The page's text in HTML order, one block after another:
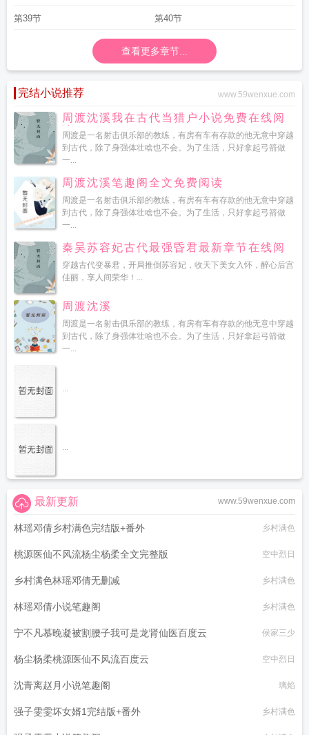
第39节 第40节
查看更多章节...
完结小说推荐 www.59wenxue.com
周渡沈溪我在古代当猎户小说免费在线阅
读
周渡是一名射击俱乐部的教练，有房有车有存款的他无意中穿越
到古代，除了身强体壮啥也不会。为了生活，只好拿起弓箭做
一...
周渡沈溪笔趣阁全文免费阅读
周渡是一名射击俱乐部的教练，有房有车有存款的他无意中穿越
到古代，除了身强体壮啥也不会。为了生活，只好拿起弓箭做
一...
秦昊苏容妃古代最强昏君最新章节在线阅
读
穿越古代变暴君，开局推倒苏容妃，收天下美女入怀，醉心后宫
佳丽，享人间荣华！...
周渡沈溪
周渡是一名射击俱乐部的教练，有房有车有存款的他无意中穿越
到古代，除了身强体壮啥也不会。为了生活，只好拿起弓箭做
一...
...
...
www.59wenxue.com
最新更新
林瑶邓倩乡村满色完结版+番外 乡村满色
桃源医仙不风流杨尘杨柔全文完整版 空中烈日
乡村满色林瑶邓倩无删减 乡村满色
林瑶邓倩小说笔趣阁 乡村满色
宁不凡慕晚凝被割腰子我可是龙肾仙医百度云 侯家三少
杨尘杨柔桃源医仙不风流百度云 空中烈日
沈青离赵月小说笔趣阁 璃焰
强子雯雯坏女婿1完结版+番外 乡村满色